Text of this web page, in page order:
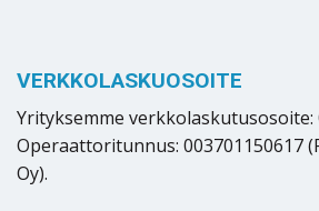
VERKKOLASKUOSOITE
Yrityksemme verkkolaskutusosoite:
Operaattoritunnus: 003701150617
Oy).